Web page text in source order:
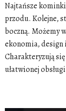
Najtańsze
przodu. Kolejne,
boczną. Możemy
ekonomia, design
Charakteryzują się
ułatwionej